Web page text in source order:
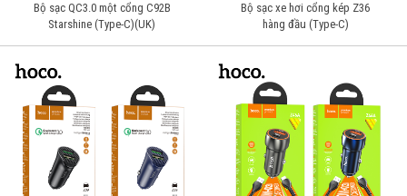
Bộ sạc QC3.0 một cổng C92B
Starshine (Type-C)(UK)
Bộ sạc xe hơi cổng kép Z36
hàng đầu (Type-C)